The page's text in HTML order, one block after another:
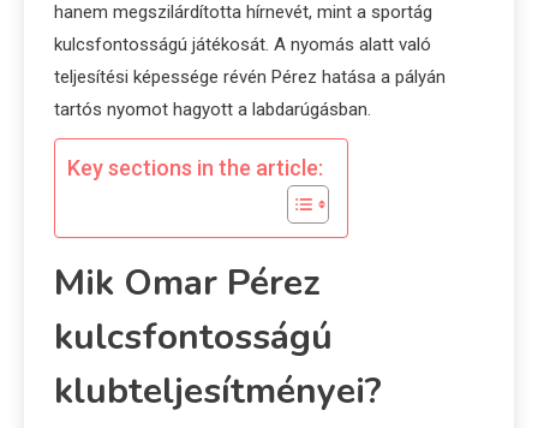
hanem megszilárdította hírnevét, mint a sportág
kulcsfontosságú játékosát. A nyomás alatt való
teljesítési képessége révén Pérez hatása a pályán
tartós nyomot hagyott a labdarúgásban.
Key sections in the article:
Mik Omar Pérez
kulcsfontosságú
klubteljesítményei?